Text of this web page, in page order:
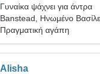
Γυναίκα ψάχνει για άντρα
Banstead, Ηνωμένο
Πραγματική αγάπη
Alisha